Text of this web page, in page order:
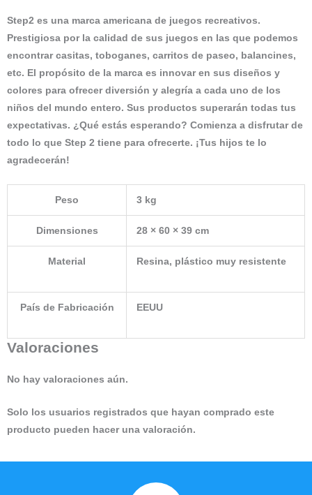
Step2 es una marca americana de juegos recreativos.
Prestigiosa por la calidad de sus juegos en las que podemos
encontrar casitas, toboganes, carritos de paseo, balancines,
etc. El propósito de la marca es innovar en sus diseños y
colores para ofrecer diversión y alegría a cada uno de los
niños del mundo entero. Sus productos superarán todas tus
expectativas. ¿Qué estás esperando? Comienza a disfrutar de
todo lo que Step 2 tiene para ofrecerte. ¡Tus hijos te lo
agradecerán!
Peso 3 kg
Dimensiones 28 × 60 × 39 cm
Material Resina, plástico muy resistente
País de Fabricación EEUU
Valoraciones
No hay valoraciones aún.
Solo los usuarios registrados que hayan comprado este
producto pueden hacer una valoración.